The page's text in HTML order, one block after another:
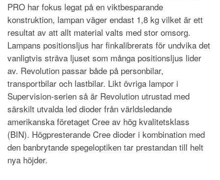
PRO har fokus legat på en viktbesparande
konstruktion, lampan väger endast 1,8 kg vilket är ett
resultat av att allt material valts med stor omsorg.
Lampans positionsljus har finkalibrerats för undvika det
vanligtvis sträva ljuset som många positionsljus lider
av. Revolution passar både på personbilar,
transportbilar och lastbilar. Likt övriga lampor i
Supervision-serien så är Revolution utrustad med
särskilt utvalda led dioder från världsledande
amerikanska företaget Cree av hög kvalitetsklass
(BIN). Högpresterande Cree dioder i kombination med
den banbrytande spegeloptiken tar prestandan till helt
nya höjder.